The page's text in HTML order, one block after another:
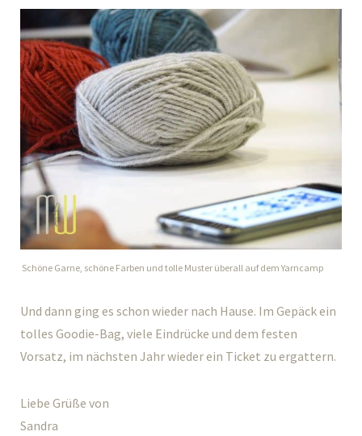
Schöne Garne, schöne Farben und tolle Muster überall auf dem Yarncamp
Und dann ging es schon wieder nach Hause. Im Gepäck ein
tolles Goodie-Bag, viele Eindrücke und dem festen
Vorsatz, im nächsten Jahr wieder ein Ticket zu ergattern.
Liebe Grüße von
Sandra